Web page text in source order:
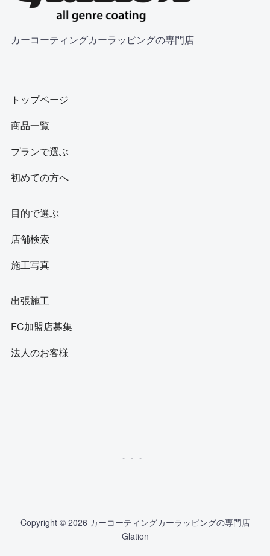
カーコーティングカーラッピングの専門店
トップページ
商品一覧
プランで選ぶ
初めての方へ
目的で選ぶ
店舗検索
施工写真
出張施工
FC加盟店募集
法人のお客様
Copyright © 2026 カーコーティングカーラッピングの専門店
Glation